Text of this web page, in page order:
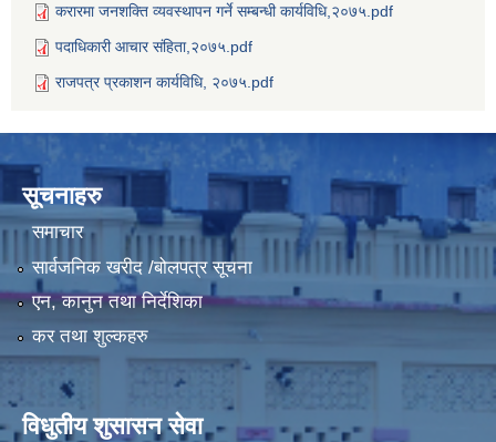
करारमा जनशक्ति व्यवस्थापन गर्ने सम्बन्धी कार्यविधि,२०७५.pdf
पदाधिकारी आचार संहिता,२०७५.pdf
राजपत्र प्रकाशन कार्यविधि, २०७५.pdf
सूचनाहरु
समाचार
सार्वजनिक खरीद /बोलपत्र सूचना
एन, कानुन तथा निर्देशिका
कर तथा शुल्कहरु
विधुतीय शुसासन सेवा